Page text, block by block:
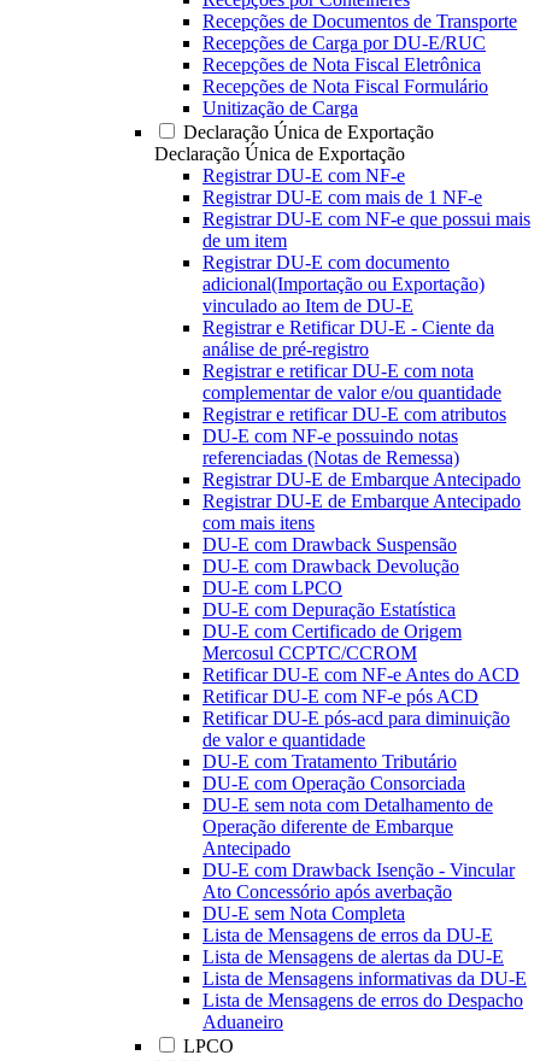
Recepções de Documentos de Transporte
Recepções de Carga por DU-E/RUC
Recepções de Nota Fiscal Eletrônica
Recepções de Nota Fiscal Formulário
Unitização de Carga
Declaração Única de Exportação
Declaração Única de Exportação
Registrar DU-E com NF-e
Registrar DU-E com mais de 1 NF-e
Registrar DU-E com NF-e que possui mais
de um item
Registrar DU-E com documento
adicional(Importação ou Exportação)
vinculado ao Item de DU-E
Registrar e Retificar DU-E - Ciente da
análise de pré-registro
Registrar e retificar DU-E com nota
complementar de valor e/ou quantidade
Registrar e retificar DU-E com atributos
DU-E com NF-e possuindo notas
referenciadas (Notas de Remessa)
Registrar DU-E de Embarque Antecipado
Registrar DU-E de Embarque Antecipado
com mais itens
DU-E com Drawback Suspensão
DU-E com Drawback Devolução
DU-E com LPCO
DU-E com Depuração Estatística
DU-E com Certificado de Origem
Mercosul CCPTC/CCROM
Retificar DU-E com NF-e Antes do ACD
Retificar DU-E com NF-e pós ACD
Retificar DU-E pós-acd para diminuição
de valor e quantidade
DU-E com Tratamento Tributário
DU-E com Operação Consorciada
DU-E sem nota com Detalhamento de
Operação diferente de Embarque
Antecipado
DU-E com Drawback Isenção - Vincular
Ato Concessório após averbação
DU-E sem Nota Completa
Lista de Mensagens de erros da DU-E
Lista de Mensagens de alertas da DU-E
Lista de Mensagens informativas da DU-E
Lista de Mensagens de erros do Despacho
Aduaneiro
LPCO